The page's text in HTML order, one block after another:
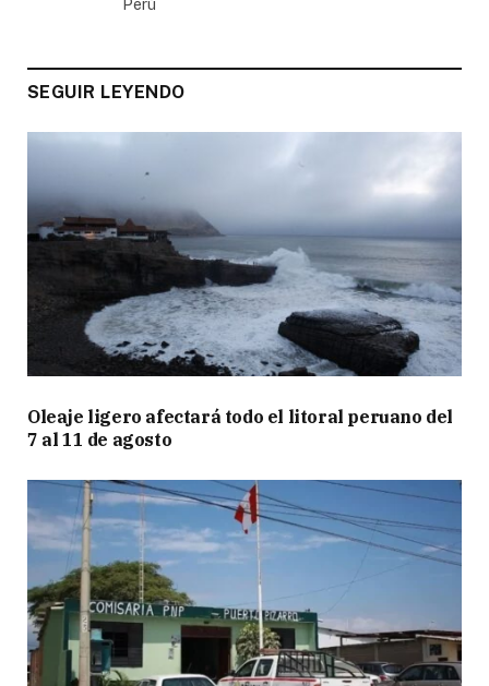
Perú
SEGUIR LEYENDO
Oleaje ligero afectará todo el litoral peruano del
7 al 11 de agosto